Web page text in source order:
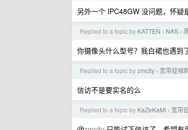
另外一个 IPC48GW 没问题，怀疑
Replied to a topic by KATTEN › NAS ›
你摄像头什么型号？我白裙也遇到
Replied to a topic byzmcity › 宽带症候
信访不是要实名的么
Replied to a topic by KaZeKaMi › 宽带